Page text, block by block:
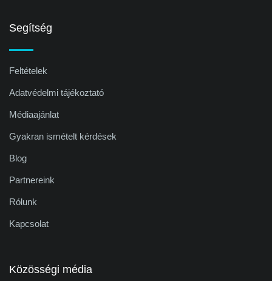
Segítség
Feltételek
Adatvédelmi tájékoztató
Médiaajánlat
Gyakran ismételt kérdések
Blog
Partnereink
Rólunk
Kapcsolat
Közösségi média